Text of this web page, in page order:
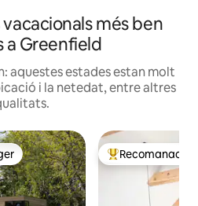
més ben
a Greenfield
aquestes estades estan molt
i la netedat, entre altres
dels viatgers Principals
Recomanació